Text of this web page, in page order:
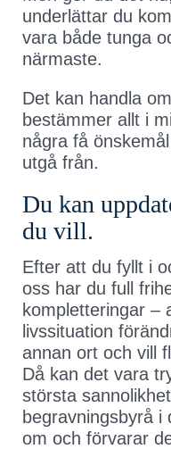
underlättar du
vara både tunga
närmaste.
Det kan handla
bestämmer allt i
några få
utgå från.
Du kan
du vill.
Efter att du fyllt i
oss har du full
kompletteringar –
livssituation
annan ort och vill
Då kan det vara
största
begravningsbyrå i
om och förvarar